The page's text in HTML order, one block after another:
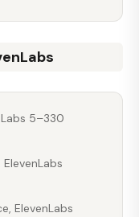
5–330
ElevenLabs